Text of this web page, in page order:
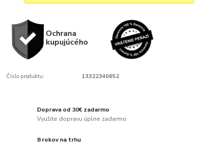
Ochrana
kupujúcého
Číslo produktu: 13322340652
Doprava od 30€ zadarmo
Využite dopravu úplne zadarmo
8 rokov na trhu